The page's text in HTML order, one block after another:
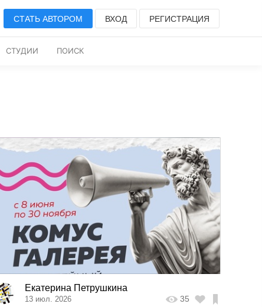
СТАТЬ АВТОРОМ ВХОД РЕГИСТРАЦИЯ
СТУДИИ ПОИСК
Екатерина Петрушкина
13 июл. 2026 35